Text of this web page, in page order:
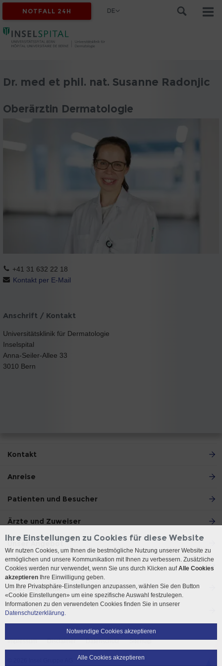
NOTFALL 24H DE
Dr. med et phil. nat. Susanne Radonjic
Oberärztin Dermatologie
+41 31 632 22 18
Kontakt per E-Mail
Anschrift / Kontakt
Universitätsklinik für Dermatologie
Inselspital
Anna-Seiler-Allee 33
3010 Bern
Kontakt
Anreise
Patienten und Besucher
Ärzte und Zuweiser
Unser Angebot
Lehre und Forschung
Über die Klinik
Social Media
Impressum Disclaimer Datenschutz Sitemap
Ihre Einstellungen zu Cookies für diese Website
Wir nutzen Cookies, um Ihnen die bestmögliche Nutzung unserer Website zu
ermöglichen und unsere Kommunikation mit Ihnen zu verbessern. Zusätzliche
Cookies werden nur verwendet, wenn Sie uns durch Klicken aufAlle Cookies
akzeptieren Ihre Einwilligung geben.
Um Ihre Privatsphäre-Einstellungen anzupassen, wählen Sie den Button
«Cookie Einstellungen» um eine spezifische Auswahl festzulegen.
Informationen zu den verwendeten Cookies finden Sie in unserer
Datenschutzerklärung.
Notwendige Cookies akzeptieren
Alle Cookies akzeptieren